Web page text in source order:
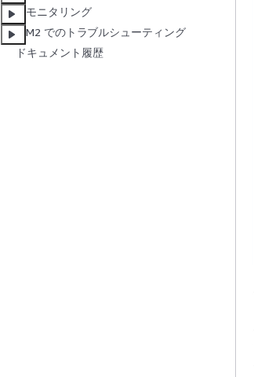
モニタリング
M2 でのトラブルシューティング
ドキュメント履歴